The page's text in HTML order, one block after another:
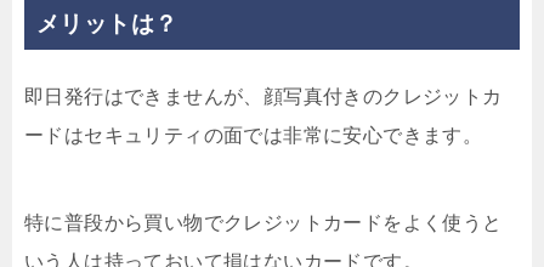
メリットは？
即日発行はできませんが、顔写真付きのクレジットカ
ードはセキュリティの面では非常に安心できます。
特に普段から買い物でクレジットカードをよく使うと
いう人は持っておいて損はないカードです。